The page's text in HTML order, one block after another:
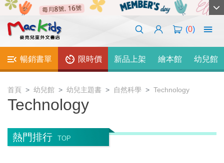
(0)
暢銷書單 限時價 新品上架 繪本館 幼兒館
首頁 幼兒館 幼兒主題書 自然科學 Technology
Technology
熱門排行 TOP